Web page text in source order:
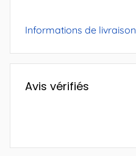
Informations de livraison
Avis vérifiés